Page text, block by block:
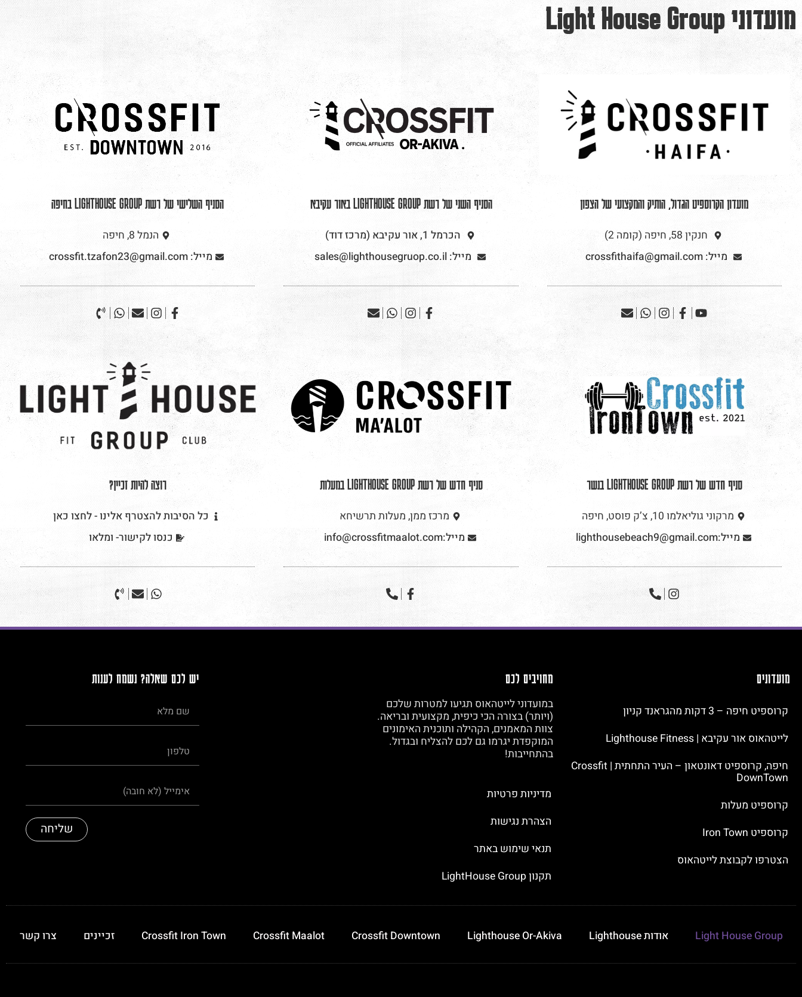
מועדוני Light House Group
מועדון הקרוספיט הגדול, הותיק והמקצועי של הצפון
חנקין 58, חיפה (קומה 2)
מייל: crossfithaifa@gmail.com
הסניף השני של רשת LIGHTHOUSE GROUP באור עקיבא
הכרמל 1, אור עקיבא (מרכז דוד)
מייל: sales@lighthousegruop.co.il
הסניף השלישי של רשת LIGHTHOUSE GROUP בחיפה
הנמל 8, חיפה
מייל: crossfit.tzafon23@gmail.com
סניף חדש של רשת LIGHTHOUSE GROUP בנשר
מרקוני גוליאלמו 10, צ’ק פוסט, חיפה
מייל:lighthousebeach9@gmail.com
סניף חדש של רשת LIGHTHOUSE GROUP במעלות
מרכז ממן, מעלות תרשיחא
מייל:info@crossfitmaalot.com
רוצה להיות זכיין?
כל הסיבות להצטרף אלינו - לחצו כאן
כנסו לקישור- ומלאו
מועדונים
קרוספיט חיפה – 3 דקות מהגראנד קניון
לייטהאוס אור עקיבא | Lighthouse Fitness
חיפה, קרוספיט דאונטאון – העיר התחתית | Crossfit
DownTown
קרוספיט מעלות
קרוספיט Iron Town
הצטרפו לקבוצת לייטהאוס
מחויבים לכם
במועדוני לייטהאוס תגיעו למטרות שלכם
(ויותר) בצורה הכי כיפית, מקצועית ובריאה.
צוות המאמנים, הקהילה ותוכנית האימונים
המוקפדת יגרמו גם לכם להצליח ובגדול.
בהתחייבות!
מדיניות פרטיות
הצהרת נגישות
תנאי שימוש באתר
תקנון LightHouse Group
יש לכם שאלה? נשמח לענות
שליחה
Light House Group אודות Lighthouse Lighthouse Or-Akiva
Crossfit Downtown
Crossfit Maalot
Crossfit Iron Town זכיינים צרו קשר